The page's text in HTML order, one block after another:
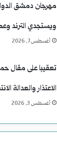
مهرجان دمشق
ويستجدي الترند
أغسطس 7, 2026
تعقيبا على مقال
الاعتذار والعدالة
أغسطس 3, 2026